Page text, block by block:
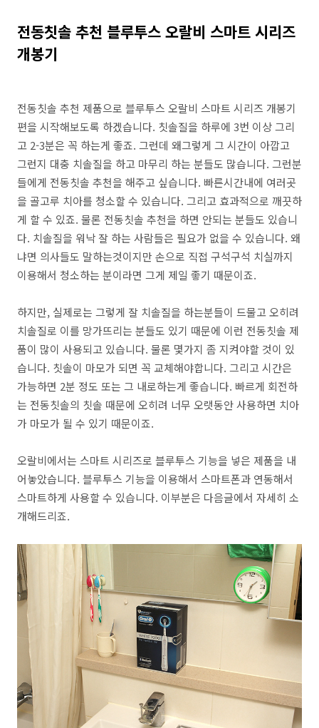
전동칫솔 추천 블루투스 오랄비 스마트 시리즈
개봉기
전동칫솔 추천 제품으로 블루투스 오랄비 스마트 시리즈 개봉기
편을 시작해보도록 하겠습니다. 칫솔질을 하루에 3번 이상 그리
고 2-3분은 꼭 하는게 좋죠. 그런데 왜그렇게 그 시간이 아깝고
그런지 대충 치솔질을 하고 마무리 하는 분들도 많습니다. 그런분
들에게 전동칫솔 추천을 해주고 싶습니다. 빠른시간내에 여러곳
을 골고루 치아를 청소할 수 있습니다. 그리고 효과적으로 깨끗하
게 할 수 있죠. 물론 전동칫솔 추천을 하면 안되는 분들도 있습니
다. 치솔질을 워낙 잘 하는 사람들은 필요가 없을 수 있습니다. 왜
냐면 의사들도 말하는것이지만 손으로 직접 구석구석 치실까지
이용해서 청소하는 분이라면 그게 제일 좋기 때문이죠.
하지만, 실제로는 그렇게 잘 치솔질을 하는분들이 드물고 오히려
치솔질로 이를 망가뜨리는 분들도 있기 때문에 이런 전동칫솔 제
품이 많이 사용되고 있습니다. 물론 몇가지 좀 지켜야할 것이 있
습니다. 칫솔이 마모가 되면 꼭 교체해야합니다. 그리고 시간은
가능하면 2분 정도 또는 그 내로하는게 좋습니다. 빠르게 회전하
는 전동칫솔의 칫솔 때문에 오히려 너무 오랫동안 사용하면 치아
가 마모가 될 수 있기 때문이죠.
오랄비에서는 스마트 시리즈로 블루투스 기능을 넣은 제품을 내
어놓았습니다. 블루투스 기능을 이용해서 스마트폰과 연동해서
스마트하게 사용할 수 있습니다. 이부분은 다음글에서 자세히 소
개해드리죠.